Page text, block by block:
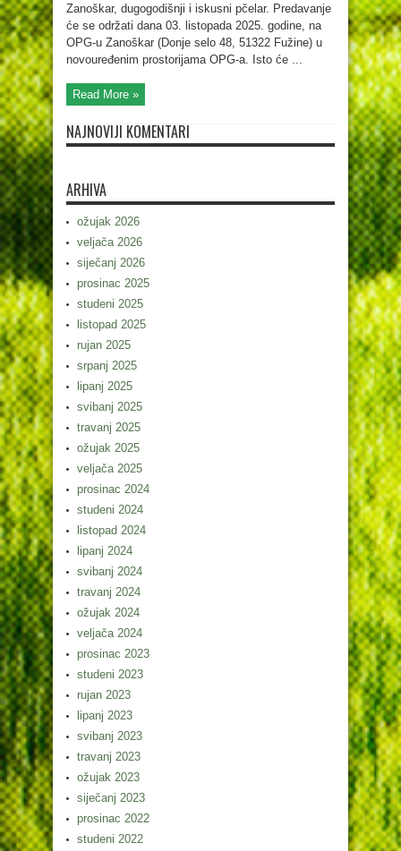
Zanoškar, dugogodišnji i iskusni pčelar. Predavanje
će se održati dana 03. listopada 2025. godine, na
OPG-u Zanoškar (Donje selo 48, 51322 Fužine) u
novouređenim prostorijama OPG-a. Isto će ...
Read More »
NAJNOVIJI KOMENTARI
ARHIVA
ožujak 2026
veljača 2026
siječanj 2026
prosinac 2025
studeni 2025
listopad 2025
rujan 2025
srpanj 2025
lipanj 2025
svibanj 2025
travanj 2025
ožujak 2025
veljača 2025
prosinac 2024
studeni 2024
listopad 2024
lipanj 2024
svibanj 2024
travanj 2024
ožujak 2024
veljača 2024
prosinac 2023
studeni 2023
rujan 2023
lipanj 2023
svibanj 2023
travanj 2023
ožujak 2023
siječanj 2023
prosinac 2022
studeni 2022